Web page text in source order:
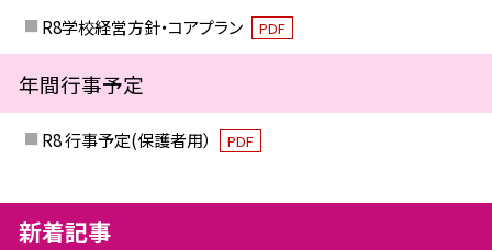
R8学校経営方針・コアプラン
PDF
年間行事予定
R8 行事予定(保護者用） PDF
新着記事